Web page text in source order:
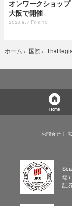
オンワークショップ
大阪で開催
2026.8.7 Fri 8:10
ホーム › 国際 ›
Home
お問合せ
場
証